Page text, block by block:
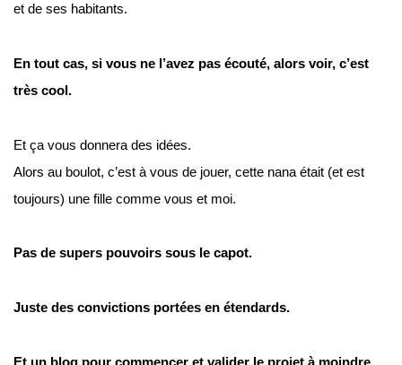
et de ses habitants.
En tout cas, si vous ne l’avez pas écouté, alors voir, c’est
très cool.
Et ça vous donnera des idées.
Alors au boulot, c’est à vous de jouer, cette nana était (et est
toujours) une fille comme vous et moi.
Pas de supers pouvoirs sous le capot.
Juste des convictions portées en étendards.